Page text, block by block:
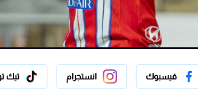
فيسبوك انستجرام تيك